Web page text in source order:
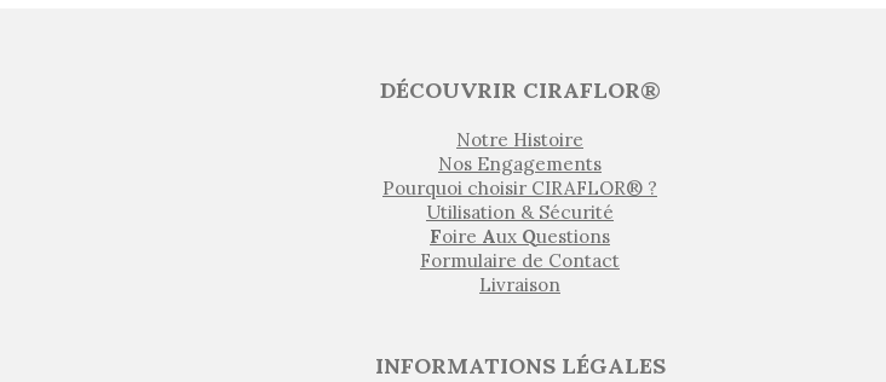
DÉCOUVRIR CIRAFLOR®
Notre Histoire
Nos Engagements
Pourquoi choisir CIRAFLOR® ?
Utilisation & Sécurité
Foire Aux Questions
Formulaire de Contact
Livraison
INFORMATIONS LÉGALES